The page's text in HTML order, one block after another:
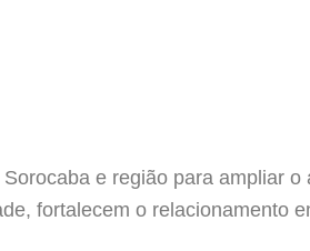
e região para ampliar
fortalecem o relacionamento